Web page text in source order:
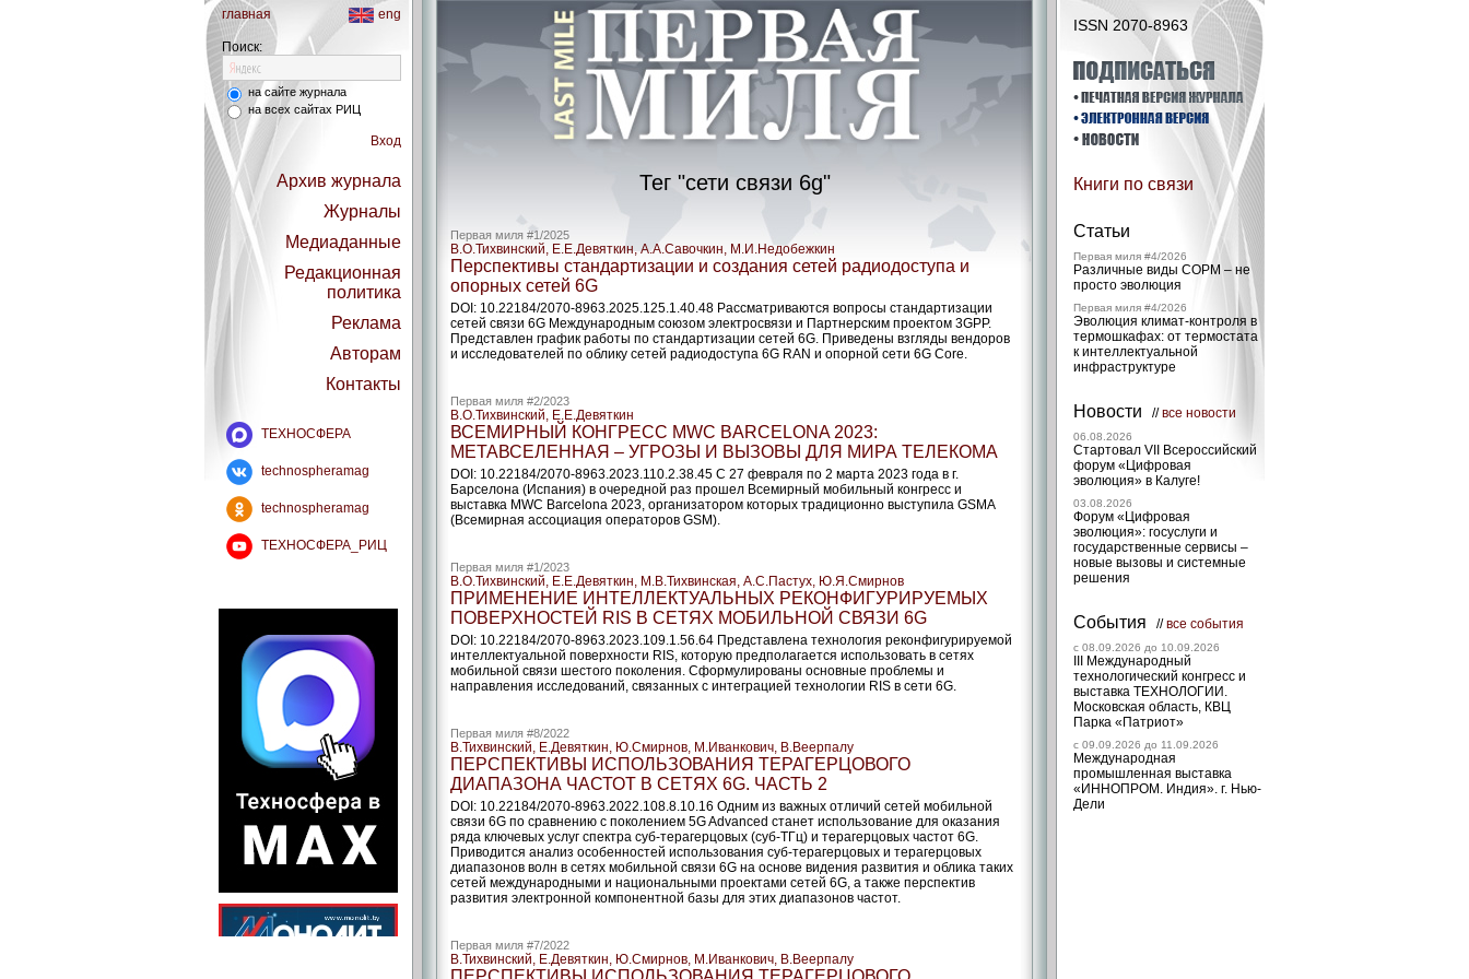
главная eng
Поиск:
на сайте журнала
на всех сайтах РИЦ
Вход
Архив журнала
Журналы
Медиаданные
Редакционная
политика
Реклама
Авторам
Контакты
ТЕХНОСФЕРА
technospheramag
technospheramag
ТЕХНОСФЕРА_РИЦ
ISSN 2070-8963
Книги по связи
Статьи
Первая миля #4/2026
Различные виды СОРМ – не
просто эволюция
Первая миля #4/2026
Эволюция климат-контроля в
термошкафах: от термостата
к интеллектуальной
инфраструктуре
Новости //все новости
06.08.2026
Стартовал VII Всероссийский
форум «Цифровая
эволюция» в Калуге!
03.08.2026
Форум «Цифровая
эволюция»: госуслуги и
государственные сервисы –
новые вызовы и системные
решения
События //все события
c 08.09.2026 до 10.09.2026
III Международный
технологический конгресс и
выставка ТЕХНОЛОГИИ.
Московская область, КВЦ
Парка «Патриот»
c 09.09.2026 до 11.09.2026
Международная
промышленная выставка
«ИННОПРОМ. Индия». г. Нью-
Дели
Тег "сети связи 6g"
Первая миля #1/2025
В.О.Тихвинский, Е.Е.Девяткин, А.A.Савочкин, М.И.Недобежкин
Перспективы стандартизации и создания сетей радиодоступа и
опорных сетей 6G
DOI: 10.22184/2070-8963.2025.125.1.40.48 Рассматриваются вопросы стандартизации
сетей связи 6G Международным союзом электросвязи и Партнерским проектом 3GPP.
Представлен график работы по стандартизации сетей 6G. Приведены взгляды вендоров
и исследователей по облику сетей радиодоступа 6G RAN и опорной сети 6G Core.
Первая миля #2/2023
В.О.Тихвинский, Е.Е.Девяткин
ВСЕМИРНЫЙ КОНГРЕСС MWC BARCELONA 2023:
МЕТАВСЕЛЕННАЯ – УГРОЗЫ И ВЫЗОВЫ ДЛЯ МИРА ТЕЛЕКОМА
DOI: 10.22184/2070-8963.2023.110.2.38.45 С 27 февраля по 2 марта 2023 года в г.
Барселона (Испания) в очередной раз прошел Всемирный мобильный конгресс и
выставка MWC Barcelona 2023, организатором которых традиционно выступила GSMA
(Всемирная ассоциация операторов GSM).
Первая миля #1/2023
В.О.Тихвинский, Е.Е.Девяткин, М.В.Тихвинская, А.С.Пастух, Ю.Я.Смирнов
ПРИМЕНЕНИЕ ИНТЕЛЛЕКТУАЛЬНЫХ РЕКОНФИГУРИРУЕМЫХ
ПОВЕРХНОСТЕЙ RIS В СЕТЯХ МОБИЛЬНОЙ СВЯЗИ 6G
DOI: 10.22184/2070-8963.2023.109.1.56.64 Представлена технология реконфигурируемой
интеллектуальной поверхности RIS, которую предполагается использовать в сетях
мобильной связи шестого поколения. Сформулированы основные проблемы и
направления исследований, связанных с интеграцией технологии RIS в сети 6G.
Первая миля #8/2022
В.Тихвинский, Е.Девяткин, Ю.Смирнов, М.Иванкович, В.Веерпалу
ПЕРСПЕКТИВЫ ИСПОЛЬЗОВАНИЯ ТЕРАГЕРЦОВОГО
ДИАПАЗОНА ЧАСТОТ В СЕТЯХ 6G. ЧАСТЬ 2
DOI: 10.22184/2070-8963.2022.108.8.10.16 Одним из важных отличий сетей мобильной
связи 6G по сравнению с поколением 5G Advanced станет использование для оказания
ряда ключевых услуг спектра суб-терагерцовых (суб-ТГц) и терагерцовых частот 6G.
Приводится анализ особенностей использования суб-терагерцовых и терагерцовых
диапазонов волн в сетях мобильной связи 6G на основе видения развития и облика таких
сетей международными и национальными проектами сетей 6G, а также перспектив
развития электронной компонентной базы для этих диапазонов частот.
Первая миля #7/2022
В.Тихвинский, Е.Девяткин, Ю.Смирнов, М.Иванкович, В.Веерпалу